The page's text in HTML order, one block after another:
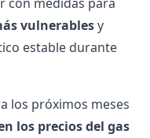
vulnerablesy
estable durante
los próximos meses
los precios del gas